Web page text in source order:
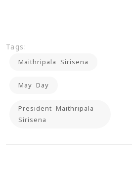
Tags:
Maithripala Sirisena
May Day
President Maithripala
Sirisena